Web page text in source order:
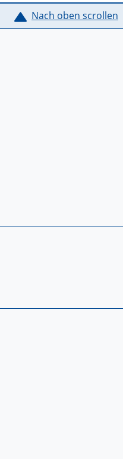
Nach oben scrollen